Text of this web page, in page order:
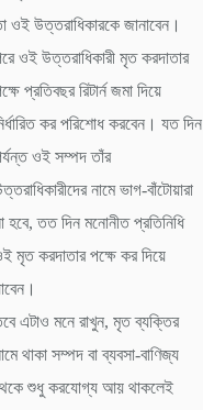
ওই উত্তরাধিকারকে জানাবেন।
ওই উত্তরাধিকারী মৃত করদাতার
প্রতিবছর রিটার্ন জমা দিয়ে
কর পরিশোধ করবেন। যত দিন
ওই সম্পদ তাঁর
নামে ভাগ-বাঁটোয়ারা
হবে, তত দিন মনোনীত প্রতিনিধি
মৃত করদাতার পক্ষে কর দিয়ে
এটাও মনে রাখুন, মৃত ব্যক্তির
থাকা সম্পদ বা ব্যবসা-বাণিজ্য
শুধু করযোগ্য আয় থাকলেই